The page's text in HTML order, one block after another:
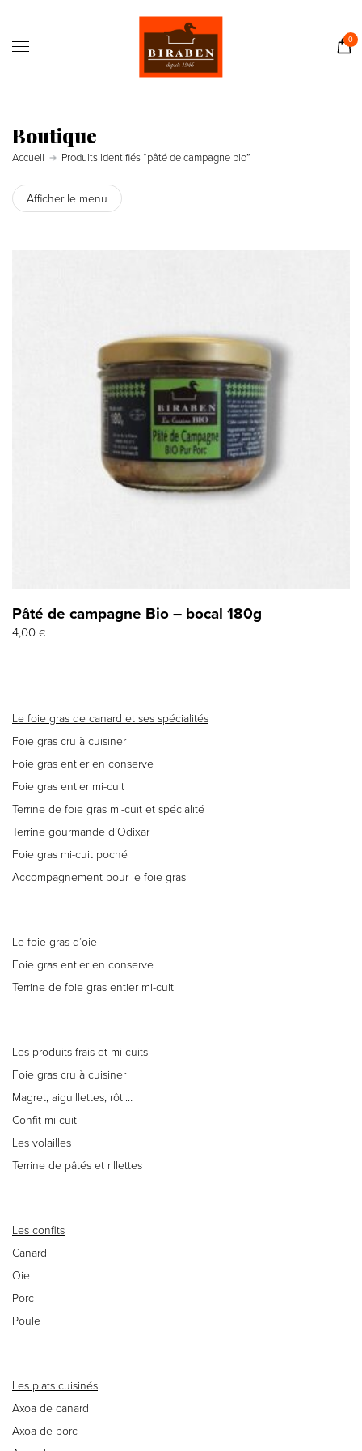
0
Contact
Boutique
Accueil Produits identifiés “pâté de campagne bio”
Afficher le menu
Pâté de campagne Bio – bocal 180g
4,00 €
Le foie gras de canard et ses spécialités
Foie gras cru à cuisiner
Foie gras entier en conserve
Foie gras entier mi-cuit
Terrine de foie gras mi-cuit et spécialité
Terrine gourmande d’Odixar
Foie gras mi-cuit poché
Accompagnement pour le foie gras
Le foie gras d’oie
Foie gras entier en conserve
Terrine de foie gras entier mi-cuit
Les produits frais et mi-cuits
Foie gras cru à cuisiner
Magret, aiguillettes, rôti…
Confit mi-cuit
Les volailles
Terrine de pâtés et rillettes
Les confits
Canard
Oie
Porc
Poule
Les plats cuisinés
Axoa de canard
Axoa de porc